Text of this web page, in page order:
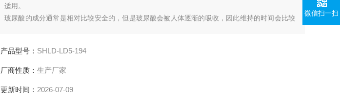
适用。
玻尿酸的成分通常是相对比较安全的，但是玻尿酸会被人体逐渐的吸收，因此维持的时间会比较
产品型号： SHLD-LD5-194
厂商性质： 生产厂家
更新时间： 2026-07-09
微信扫一扫